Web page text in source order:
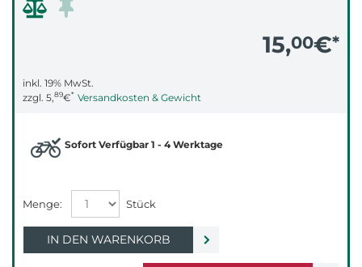
15,00€*
inkl. 19% MwSt.
zzgl. 5,89€* Versandkosten & Gewicht
Sofort Verfügbar 1 - 4 Werktage
IN DEN WARENKORB